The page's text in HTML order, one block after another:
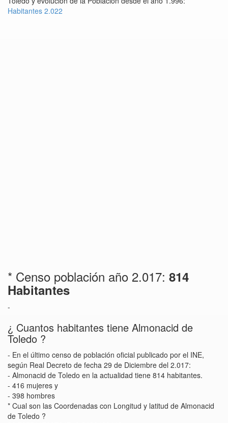
Habitantes 2.022
* Censo población año 2.017: 814
Habitantes
-
¿ Cuantos habitantes tiene Almonacid de
Toledo ?
- En el último censo de población oficial publicado por el INE,
según Real Decreto de fecha 29 de Diciembre del 2.017:
- Almonacid de Toledo en la actualidad tiene 814 habitantes.
- 416 mujeres y
- 398 hombres
* Cual son las Coordenadas con Longitud y latitud de Almonacid
de Toledo ?